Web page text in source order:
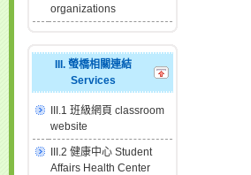
organizations
III. 螢橋相關連結
Services
III.1 班級網頁 classroom
website
III.2 健康中心 Student
Affairs Health Center